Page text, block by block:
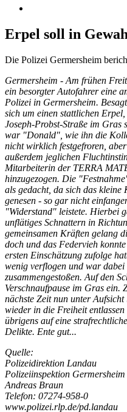
Erpel soll in
Die Polizei Germersheim
Germersheim - Am frühen
ein besorgter Autofahrer eine
Polizei in Germersheim.
sich um einen stattlichen
Joseph-Probst-Straße im Gras
war "Donald", wie ihn die
nicht wirklich festgefroren,
außerdem jeglichen
Mitarbeiterin der TERRA
hinzugezogen. Die
als gedacht, da sich das
genesen - so gar nicht
"Widerstand" leistete. Hierbei
unflätiges Schnattern in
gemeinsamen Kräften gelang
doch und das Federvieh
ersten Einschätzung zufolge
wenig verflogen und war
zusammengestoßen. Auf den
Verschnaufpause im Gras
nächste Zeit nun unter
wieder in die Freiheit
übrigens auf eine
Delikte. Ente gut...
Quelle:
Polizeidirektion Landau
Polizeiinspektion Germersheim
Andreas Braun
Telefon: 07274-958-0
www.polizei.rlp.de/pd.landau